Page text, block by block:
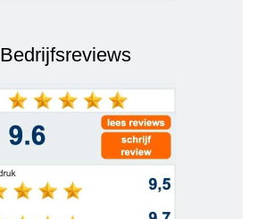
Bedrijfsreviews